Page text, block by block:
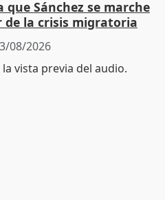
que Sánchez se marche
de la crisis migratoria
08/2026